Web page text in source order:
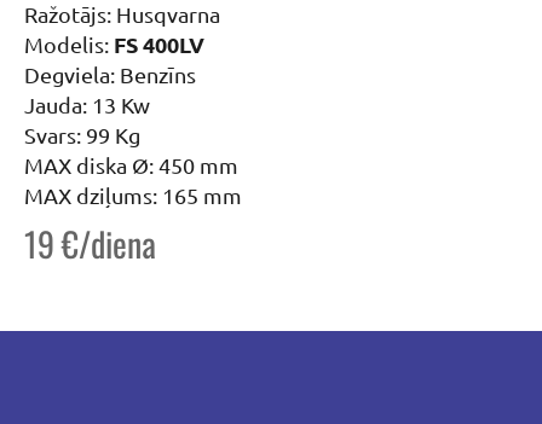
Ražotājs: Husqvarna
Modelis: FS 400LV
Degviela: Benzīns
Jauda: 13 Kw
Svars: 99 Kg
MAX diska Ø: 450 mm
MAX dziļums: 165 mm
19 €/diena